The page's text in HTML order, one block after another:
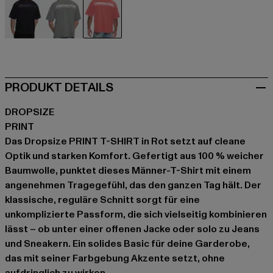
PRODUKT DETAILS
DROPSIZE
PRINT
Das Dropsize PRINT T-SHIRT in Rot setzt auf cleane
Optik und starken Komfort. Gefertigt aus 100 % weicher
Baumwolle, punktet dieses Männer-T-Shirt mit einem
angenehmen Tragegefühl, das den ganzen Tag hält. Der
klassische, reguläre Schnitt sorgt für eine
unkomplizierte Passform, die sich vielseitig kombinieren
lässt – ob unter einer offenen Jacke oder solo zu Jeans
und Sneakern. Ein solides Basic für deine Garderobe,
das mit seiner Farbgebung Akzente setzt, ohne